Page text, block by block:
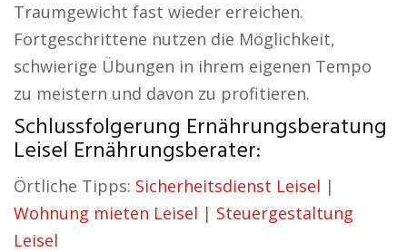
Traumgewicht fast wieder erreichen.
Fortgeschrittene nutzen die Möglichkeit,
schwierige Übungen in ihrem eigenen Tempo
zu meistern und davon zu profitieren.
Schlussfolgerung Ernährungsberatung
Leisel Ernährungsberater:
Örtliche Tipps: Sicherheitsdienst Leisel |
Wohnung mieten Leisel | Steuergestaltung
Leisel